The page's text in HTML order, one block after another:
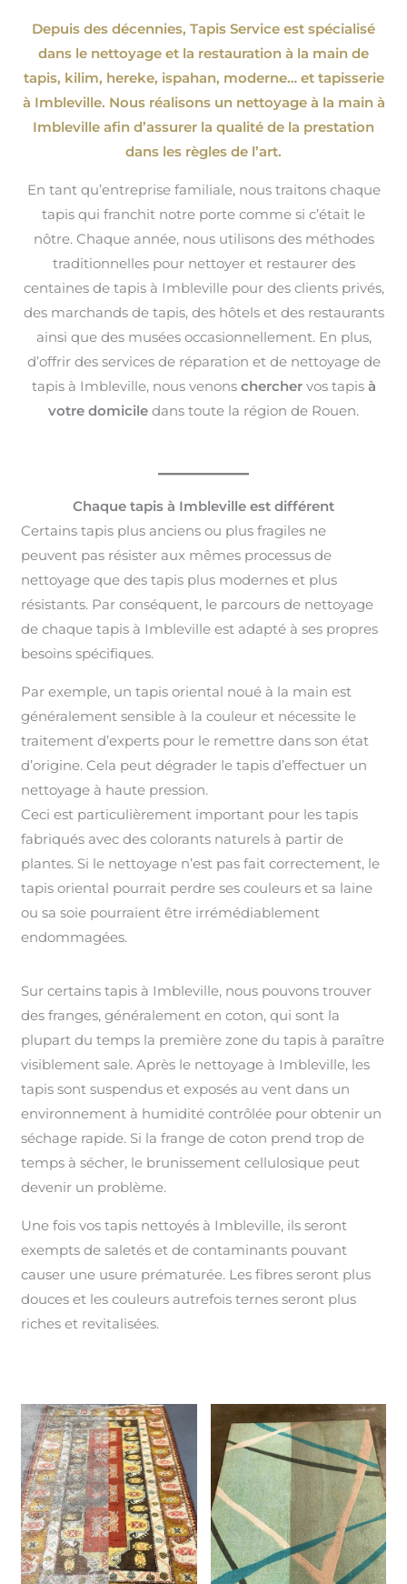
Depuis des décennies, Tapis Service est spécialisé
dans le nettoyage et la restauration à la main de
tapis, kilim, hereke, ispahan, moderne…et tapisserie
à Imbleville. Nous réalisons un nettoyage à la main à
Imbleville afin d’assurer la qualité de la prestation
dans les règles de l’art.
En tant qu’entreprise familiale, nous traitons chaque
tapis qui franchit notre porte comme si c’était le
nôtre. Chaque année, nous utilisons des méthodes
traditionnelles pour nettoyer et restaurer des
centaines de tapis à Imbleville pour des clients privés,
des marchands de tapis, des hôtels et des restaurants
ainsi que des musées occasionnellement. En plus,
d’offrir des services de réparation et de nettoyage de
tapis à Imbleville, nous venons chercher vos tapis à
votre domicile dans toute la région de Rouen.
Chaque tapis à Imbleville est différent
Certains tapis plus anciens ou plus fragiles ne
peuvent pas résister aux mêmes processus de
nettoyage que des tapis plus modernes et plus
résistants. Par conséquent, le parcours de nettoyage
de chaque tapis à Imbleville est adapté à ses propres
besoins spécifiques.
Par exemple, un tapis oriental noué à la main est
généralement sensible à la couleur et nécessite le
traitement d’experts pour le remettre dans son état
d’origine. Cela peut dégrader le tapis d’effectuer un
nettoyage à haute pression.
Ceci est particulièrement important pour les tapis
fabriqués avec des colorants naturels à partir de
plantes. Si le nettoyage n’est pas fait correctement, le
tapis oriental pourrait perdre ses couleurs et sa laine
ou sa soie pourraient être irrémédiablement
endommagées.
Sur certains tapis à Imbleville, nous pouvons trouver
des franges, généralement en coton, qui sont la
plupart du temps la première zone du tapis à paraître
visiblement sale. Après le nettoyage à Imbleville, les
tapis sont suspendus et exposés au vent dans un
environnement à humidité contrôlée pour obtenir un
séchage rapide. Si la frange de coton prend trop de
temps à sécher, le brunissement cellulosique peut
devenir un problème.
Une fois vos tapis nettoyés à Imbleville, ils seront
exempts de saletés et de contaminants pouvant
causer une usure prématurée. Les fibres seront plus
douces et les couleurs autrefois ternes seront plus
riches et revitalisées.